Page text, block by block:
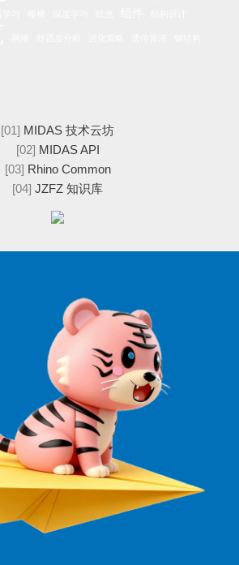
[01] MIDAS 技术云坊
[02] MIDAS API
[03] Rhino Common
[04] JZFZ 知识库